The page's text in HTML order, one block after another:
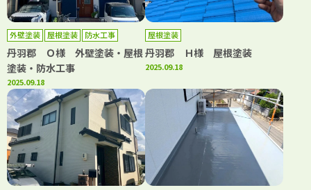
外壁塗装 屋根塗装 防水工事
丹羽郡 Ｏ様 外壁塗装・屋根
塗装・防水工事
2025.09.18
屋根塗装
丹羽郡 Ｈ様 屋根塗装
2025.09.18